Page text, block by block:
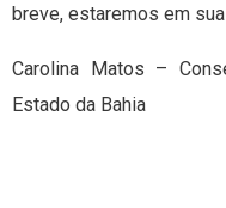
breve, estaremos em
Carolina Matos –
Estado da Bahia